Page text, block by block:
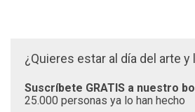
¿Quieres estar al día del arte y
Suscríbete GRATIS a nuestro
25.000 personas ya lo han hecho